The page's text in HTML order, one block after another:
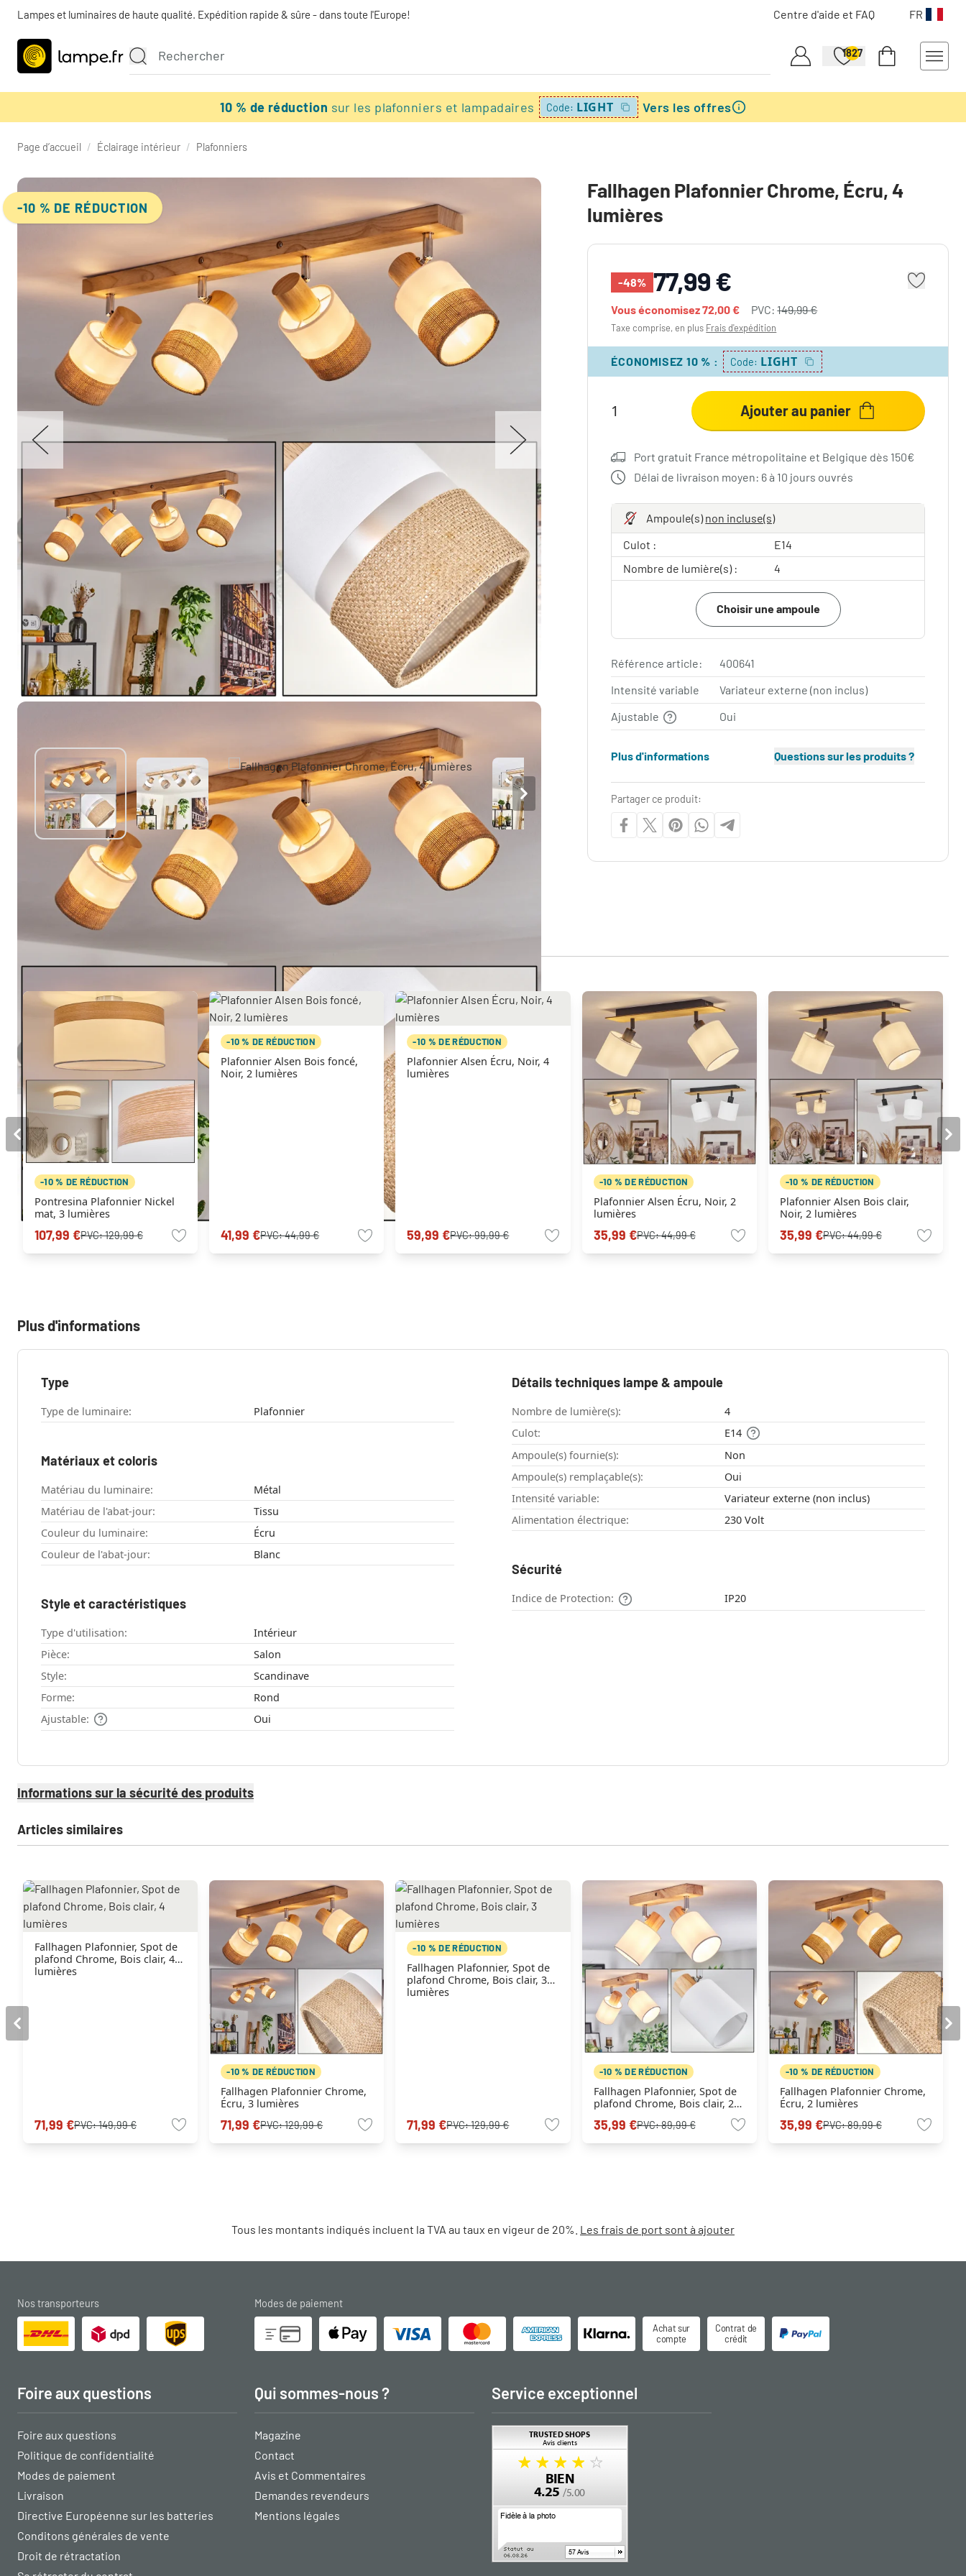
Lampes et luminaires de haute qualité. Expédition rapide & sûre - dans toute l'Europe! Centre d'aide et FAQ FR
1827
10 % de réduction sur les plafonniers et lampadaires Code: LIGHT Vers les offres
Page d’accueil / Éclairage intérieur / Plafonniers
-10 % DE RÉDUCTION
Fallhagen Plafonnier Chrome, Écru, 4
lumières
-48% 77,99 €
Vous économisez72,00 € PVC:149,99 €
Taxe comprise, en plus Frais d'expédition
ÉCONOMISEZ 10 % : Code: LIGHT
Ajouter au panier
Port gratuit France métropolitaine et Belgique dès 150€
Délai de livraison moyen: 6 à 10 jours ouvrés
Ampoule(s)non incluse(s)
Culot :
E14
Nombre de lumière(s) :
4
Choisir une ampoule
Référence article:
400641
Intensité variable
Variateur externe (non inclus)
Ajustable
Oui
Plus d'informations Questions sur les produits ?
Partager ce produit:
Autres produits similaires
-10 % DE RÉDUCTION
Pontresina Plafonnier Nickel
mat, 3 lumières
107,99 €PVC:129,99 €
-10 % DE RÉDUCTION
Plafonnier Alsen Bois foncé,
Noir, 2 lumières
41,99 €PVC:44,99 €
-10 % DE RÉDUCTION
Plafonnier Alsen Écru, Noir, 4
lumières
59,99 €PVC:99,99 €
-10 % DE RÉDUCTION
Plafonnier Alsen Écru, Noir, 2
lumières
35,99 €PVC:44,99 €
-10 % DE RÉDUCTION
Plafonnier Alsen Bois clair,
Noir, 2 lumières
35,99 €PVC:44,99 €
Plus d'informations
Type
Type de luminaire: Plafonnier
Matériaux et coloris
Matériau du luminaire:
Métal
Matériau de l'abat-jour:
Tissu
Couleur du luminaire:
Écru
Couleur de l'abat-jour:
Blanc
Style et caractéristiques
Type d'utilisation:
Intérieur
Pièce:
Salon
Style:
Scandinave
Forme:
Rond
Ajustable:
Oui
Détails techniques lampe & ampoule
Nombre de lumière(s):
4
Culot:
E14
Ampoule(s) fournie(s):
Non
Ampoule(s) remplaçable(s):
Oui
Intensité variable:
Variateur externe (non inclus)
Alimentation électrique:
230 Volt
Sécurité
Indice de Protection: IP20
Informations sur la sécurité des produits
Articles similaires
Fallhagen Plafonnier, Spot de
plafond Chrome, Bois clair, 4
lumières
71,99 €PVC:149,99 €
-10 % DE RÉDUCTION
Fallhagen Plafonnier Chrome,
Écru, 3 lumières
71,99 €PVC:129,99 €
-10 % DE RÉDUCTION
Fallhagen Plafonnier, Spot de
plafond Chrome, Bois clair, 3
lumières
71,99 €PVC:129,99 €
-10 % DE RÉDUCTION
Fallhagen Plafonnier, Spot de
plafond Chrome, Bois clair, 2
35,99 €PVC:89,99 €
-10 % DE RÉDUCTION
Fallhagen Plafonnier Chrome,
Écru, 2 lumières
35,99 €PVC:89,99 €
Tous les montants indiqués incluent la TVA au taux en vigeur de 20%. Les frais de port sont à ajouter
Nos transporteurs Modes de paiement
Achat sur
compte
Contrat de
crédit
Foire aux questions
Foire aux questions
Politique de confidentialité
Modes de paiement
Livraison
Directive Européenne sur les batteries
Conditons générales de vente
Droit de rétractation
Qui sommes-nous ?
Magazine
Contact
Avis et Commentaires
Demandes revendeurs
Mentions légales
Service exceptionnel